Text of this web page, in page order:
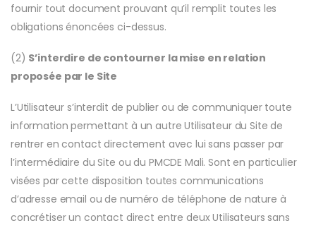
fournir tout document prouvant qu’il remplit toutes les
obligations énoncées ci-dessus.
(2) S’interdire de contourner la mise en relation
proposée par le Site
L’Utilisateur s’interdit de publier ou de communiquer toute
information permettant à un autre Utilisateur du Site de
rentrer en contact directement avec lui sans passer par
l’intermédiaire du Site ou du PMCDE Mali. Sont en particulier
visées par cette disposition toutes communications
d’adresse email ou de numéro de téléphone de nature à
concrétiser un contact direct entre deux Utilisateurs sans